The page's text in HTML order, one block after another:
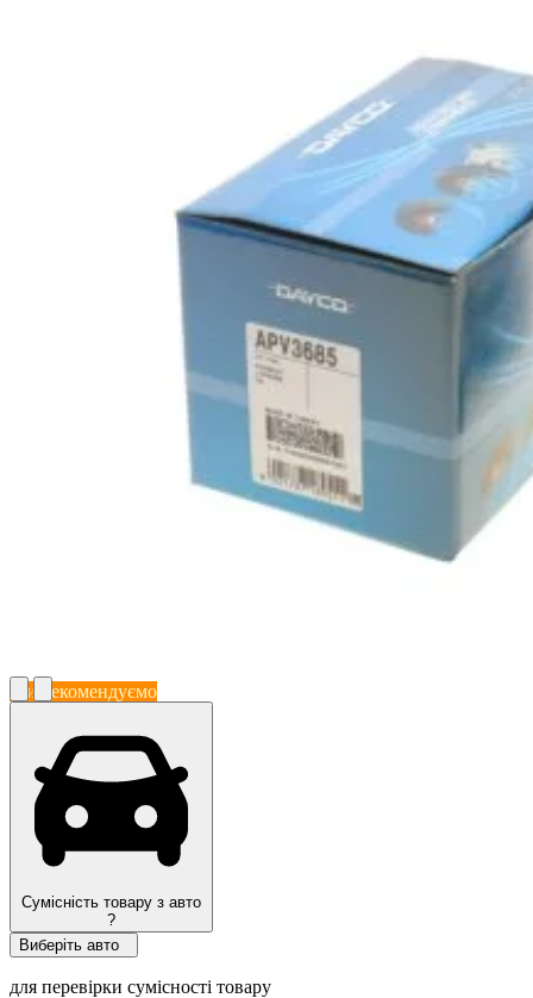
Ми рекомендуємо
Сумісність товару з авто
?
Виберіть авто
для перевірки сумісності товару